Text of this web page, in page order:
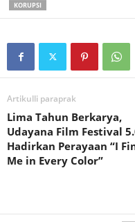
KORUPSI
Artikulli paraprak
Lima Tahun Berkarya,
Udayana Film Festival
Hadirkan Perayaan “I
Me in Every Color”